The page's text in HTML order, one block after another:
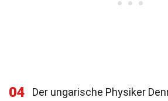
04
Der ungarische Physiker